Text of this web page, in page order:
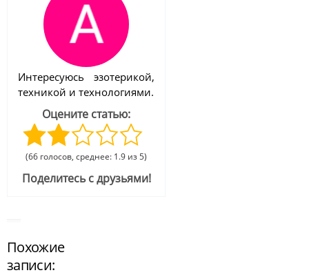
Интересуюсь эзотерикой,
техникой и технологиями.
Оцените статью:
(66 голосов, среднее: 1.9 из 5)
Поделитесь с друзьями!
Похожие
записи: